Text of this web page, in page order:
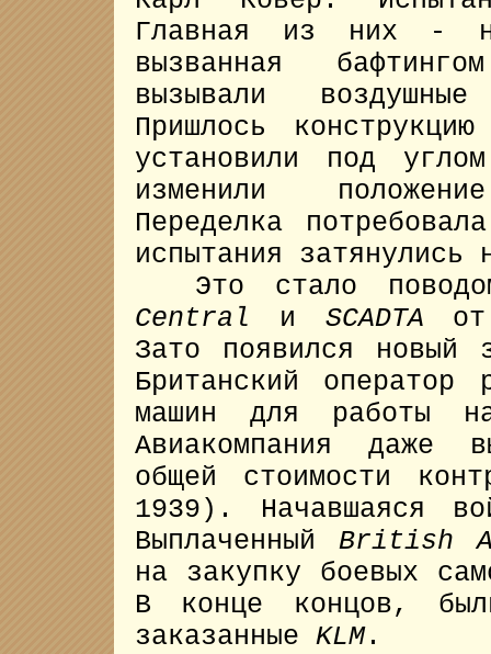
Главная из них -
вызванная
вызывали
Пришлось
установили под
изменили
Переделка
испытания затянулись
Это стало
Central и SCADTA от
Зато появился
Британский оператор
машин для работы
Авиакомпания даже
общей стоимости
1939). Начавшаяся
Выплаченный British
на закупку боевых
В конце концов,
заказанные KLM.